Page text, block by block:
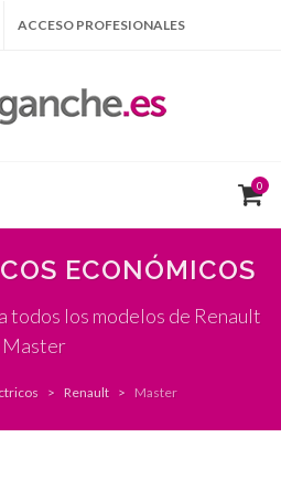
ACCESO PROFESIONALES
0
ECONÓMICOS
todos los modelos de Renault
Master
Renault Master